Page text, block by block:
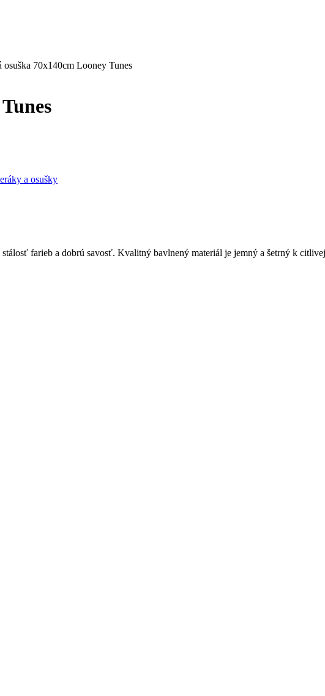
osuška 70x140cm Looney Tunes
a osušky
farieb a dobrú savosť. Kvalitný bavlnený materiál je jemný a šetrný k